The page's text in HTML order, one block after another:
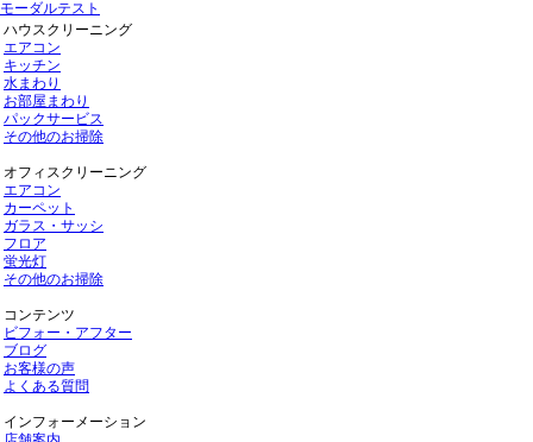
モーダルテスト
ハウスクリーニング
エアコン
キッチン
水まわり
お部屋まわり
パックサービス
その他のお掃除
オフィスクリーニング
エアコン
カーペット
ガラス・サッシ
フロア
蛍光灯
その他のお掃除
コンテンツ
ビフォー・アフター
ブログ
お客様の声
よくある質問
インフォーメーション